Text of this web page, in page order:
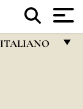
ITALIANO